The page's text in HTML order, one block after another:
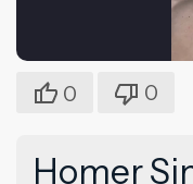
0 0
Homer